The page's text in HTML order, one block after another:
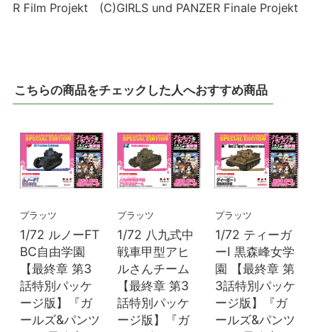
R Film Projekt (C)GIRLS und PANZER Finale Projekt
こちらの商品をチェックした人へおすすめ商品
プラッツ
1/72 ルノーFT
BC自由学園
【最終章 第3
話特別パッケ
ージ版】『ガ
ールズ&パンツ
プラッツ
1/72 八九式中
戦車甲型アヒ
ルさんチーム
【最終章 第3
話特別パッケ
ージ版】『ガ
プラッツ
1/72 ティーガ
ーI 黒森峰女学
園 【最終章 第
3話特別パッケ
ージ版】『ガ
ールズ&パンツ